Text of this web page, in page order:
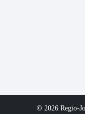
© 2026 Regio-